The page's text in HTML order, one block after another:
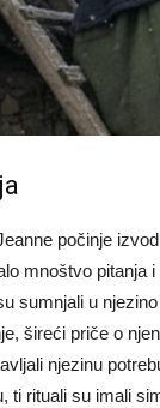
počinje
mnoštvo pitanja
sumnjali u
šireći priče o
njezinu
ti rituali su imali